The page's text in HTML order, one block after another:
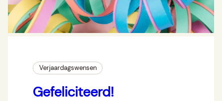
Verjaardagswensen
Gefeliciteerd!